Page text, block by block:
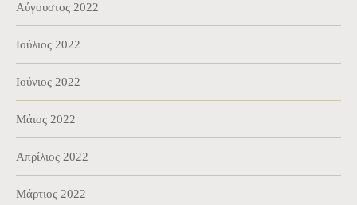
Αύγουστος 2022
Ιούλιος 2022
Ιούνιος 2022
Μάιος 2022
Απρίλιος 2022
Μάρτιος 2022